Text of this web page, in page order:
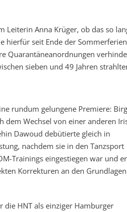
Leiterin Anna Krüger, ob das so
hierfür seit Ende der
Quarantäneanordnungen
sieben und 49 Jahren
rundum gelungene Premiere:
dem Wechsel von einer anderen
Dawoud debütierte gleich in
nachdem sie in den Tanzsport
Trainings eingestiegen war und
Korrekturen an den Grundlagen
die HNT als einziger Hamburger